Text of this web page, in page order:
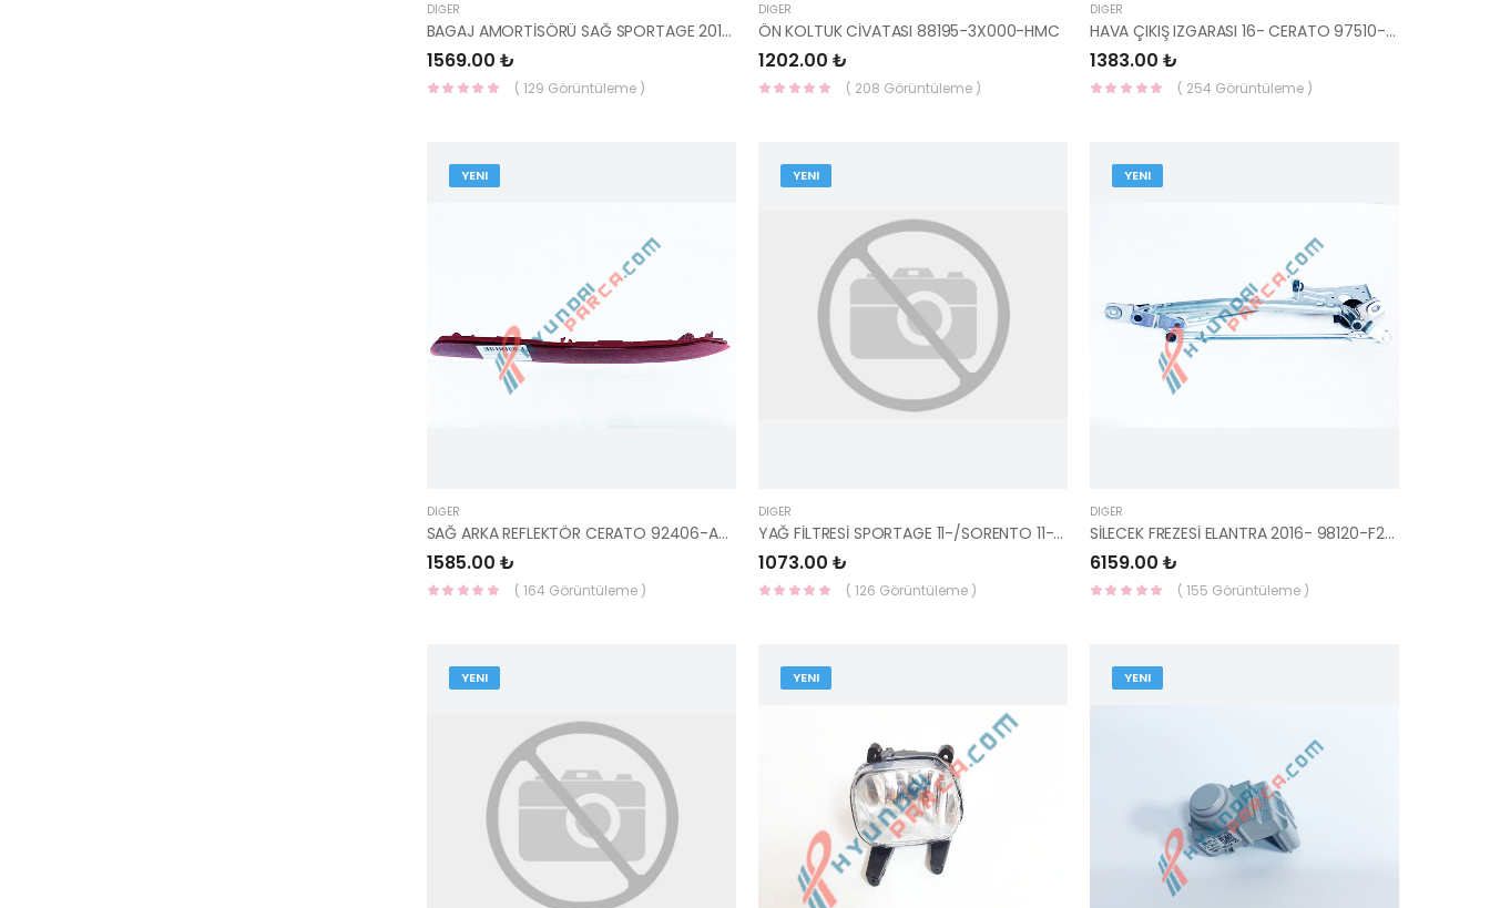
DIĞER
BAGAJ AMORTİSÖRÜ SAĞ SPORTAGE 2011- 81780-3W000-YS
1569.00 ₺
( 129 Görüntüleme )
DIĞER
ÖN KOLTUK CİVATASI 88195-3X000-HMC
1202.00 ₺
( 208 Görüntüleme )
DIĞER
HAVA ÇIKIŞ IZGARASI 16- CERATO 97510-A7100-HMC
1383.00 ₺
( 254 Görüntüleme )
YENI
DIĞER
SAĞ ARKA REFLEKTÖR CERATO 92406-A7500-HMC
1585.00 ₺
( 164 Görüntüleme )
YENI
DIĞER
YAĞ FİLTRESİ SPORTAGE 11-/SORENTO 11-/SANTAFE 10- 26320-2F100-HMC
1073.00 ₺
( 126 Görüntüleme )
YENI
DIĞER
SİLECEK FREZESİ ELANTRA 2016- 98120-F2000-HMC
6159.00 ₺
( 155 Görüntüleme )
YENI YENI YENI